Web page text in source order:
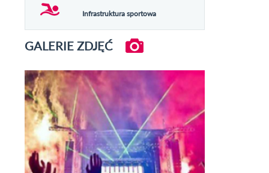
Infrastruktura sportowa
GALERIE ZDJĘĆ